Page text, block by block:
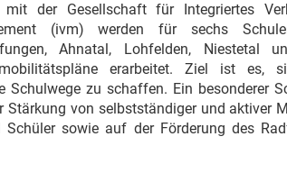
mit der Gesellschaft für Integriertes
(ivm) werden für sechs
Ahnatal, Lohfelden, Niestetal
erarbeitet. Ziel ist es,
Schulwege zu schaffen. Ein besonderer
Stärkung von selbstständiger und aktiver
Schüler sowie auf der Förderung des